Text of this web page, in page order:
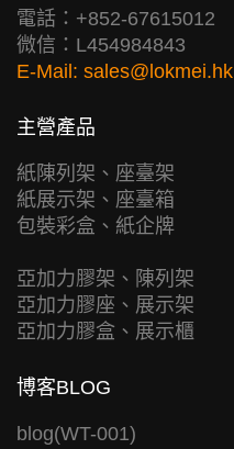
電話：+852-67615012
微信：L454984843
E-Mail: sales@lokmei.hk
主營產品
紙陳列架、座臺架
紙展示架、座臺箱
包裝彩盒、紙企牌
亞加力膠架、陳列架
亞加力膠座、展示架
亞加力膠盒、展示櫃
博客BLOG
blog(WT-001)